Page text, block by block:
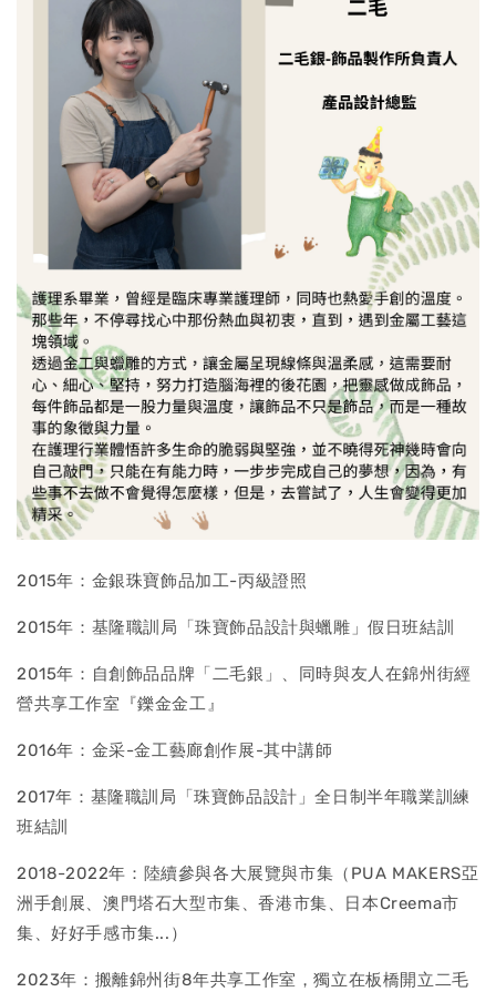
2015年：金銀珠寶飾品加工-丙級證照
2015年：基隆職訓局「珠寶飾品設計與蠟雕」假日班結訓
2015年：自創飾品品牌「二毛銀」、同時與友人在錦州街經
營共享工作室『鑠金金工』
2016年：金采-金工藝廊創作展-其中講師
2017年：基隆職訓局「珠寶飾品設計」全日制半年職業訓練
班結訓
2018-2022年：陸續參與各大展覽與市集（PUA MAKERS亞
洲手創展、澳門塔石大型市集、香港市集、日本Creema市
集、好好手感市集...）
2023年：搬離錦州街8年共享工作室，獨立在板橋開立二毛